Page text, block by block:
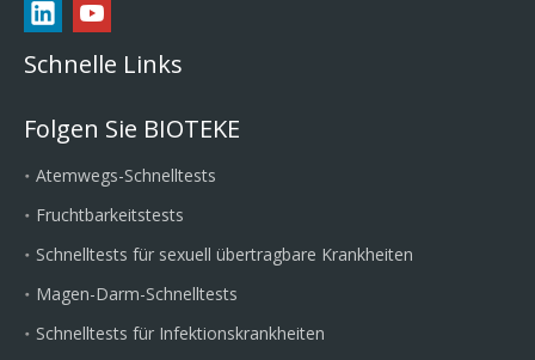
Schnelle Links
Folgen Sie BIOTEKE
Atemwegs-Schnelltests
Fruchtbarkeitstests
Schnelltests für sexuell übertragbare Krankheiten
Magen-Darm-Schnelltests
Schnelltests für Infektionskrankheiten